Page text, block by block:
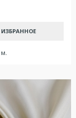
ИЗБРАННОЕ